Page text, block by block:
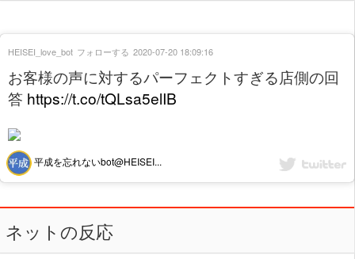
お客様の声に対するパーフェクトすぎる店側の回
答 https://t.co/tQLsa5elIB
平成を忘れないbot@HEISEI...
HEISEI_love_bot フォローする 2020-07-20 18:09:16
ネットの反応